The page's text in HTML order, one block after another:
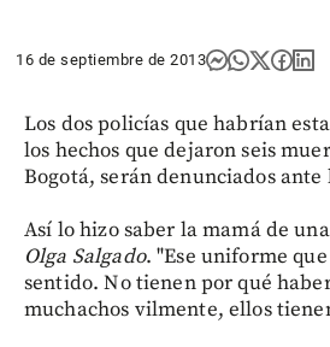
16 de septiembre de 2013
Los dos policías que habrían
los hechos que dejaron seis
Bogotá, serán denunciados
Así lo hizo saber la mamá de
Olga Salgado. "Ese uniforme
sentido. No tienen por qué
muchachos vilmente, ellos